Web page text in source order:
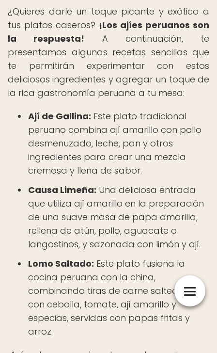
¿Quieres darle un toque picante y exótico a
tus platos caseros? ¡Los ajíes peruanos son
la respuesta! A continuación, te
presentamos algunas recetas sencillas que
te permitirán experimentar con estos
deliciosos ingredientes y agregar un toque de
la rica gastronomía peruana a tu mesa:
Ají de Gallina: Este plato tradicional
peruano combina ají amarillo con pollo
desmenuzado, leche, pan y otros
ingredientes para crear una mezcla
cremosa y llena de sabor.
Causa Limeña: Una deliciosa entrada
que utiliza ají amarillo en la preparación
de una suave masa de papa amarilla,
rellena de atún, pollo, aguacate o
langostinos, y sazonada con limón y ají.
Lomo Saltado: Este plato fusiona la
cocina peruana con la china,
combinando tiras de carne salteadas
con cebolla, tomate, ají amarillo y
especias, servidas con papas fritas y
arroz.